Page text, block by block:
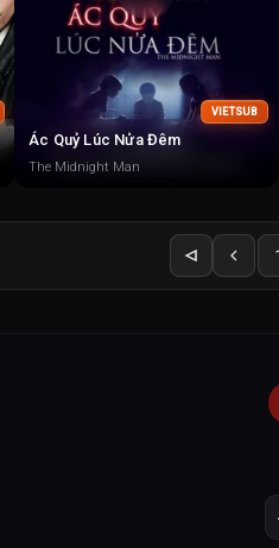
VIETSUB
Ác Quỷ Lúc Nửa Đêm
The Midnight Man